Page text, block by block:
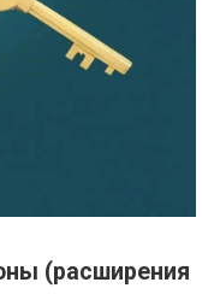
(расширения